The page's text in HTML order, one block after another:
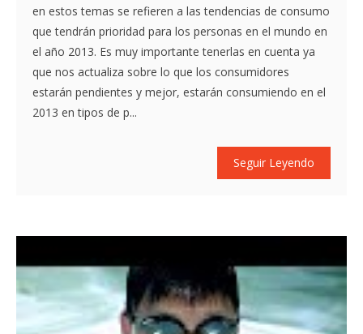
en estos temas se refieren a las tendencias de consumo
que tendrán prioridad para los personas en el mundo en
el año 2013. Es muy importante tenerlas en cuenta ya
que nos actualiza sobre lo que los consumidores
estarán pendientes y mejor, estarán consumiendo en el
2013 en tipos de p...
Seguir Leyendo